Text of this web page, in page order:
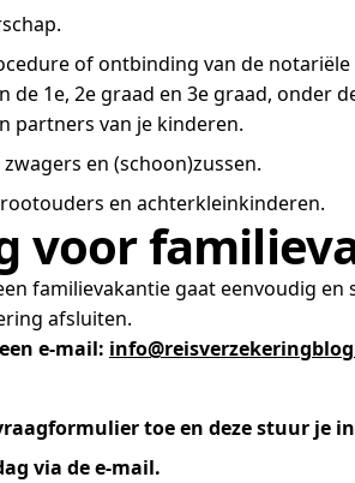
of ontbinding van de
1e, 2e graad en 3e graad, onder
partners van je kinderen.
en (schoon)zussen.
en achterkleinkinderen.
voor
familievakantie gaat eenvoudig
afsluiten.
e-mail:
toe en deze stuur je
via de e-mail.